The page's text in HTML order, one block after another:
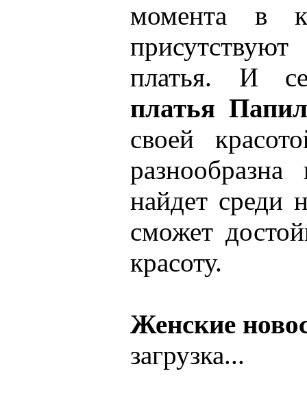
момента в
платья. И
платья
своей
найдет среди
сможет
красоту.
Женские
загрузка...